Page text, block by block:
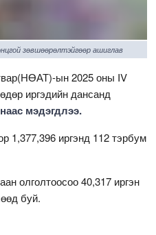
зөвшөөрөлтэйгөөр ашиглав
ын 2025 оны IV
иргэдийн дансанд
мэдэгдлээ.
1,377,396 иргэнд 112 тэрбум
олголтоосоо 40,317 иргэн
буй.